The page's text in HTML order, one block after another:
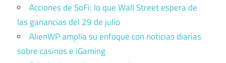
Acciones de SoFi: lo que Wall Street espera de
las ganancias del 29 de julio
AlienWP amplía su enfoque con noticias diarias
sobre casinos e iGaming